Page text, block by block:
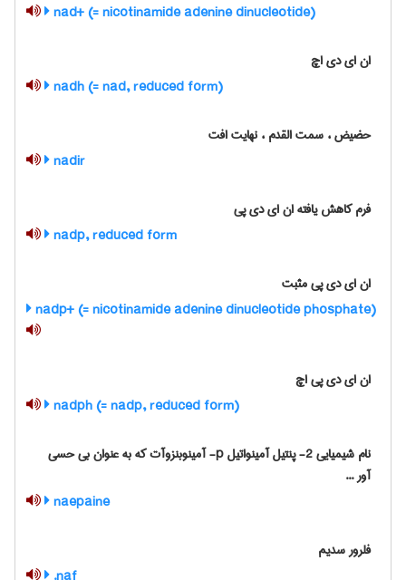
nad+ (= nicotinamide adenine dinucleotide)
ان ای دی اچ
nadh (= nad, reduced form)
حضیض ، سمت القدم ، نهایت افت
nadir
فرم کاهش یافته ان ای دی پی
nadp, reduced form
ان ای دی پی مثبت
nadp+ (= nicotinamide adenine dinucleotide phosphate)
ان ای دی پی اچ
nadph (= nadp, reduced form)
نام شیمیایی 2- پنتیل آمینواتیل p- آمینوبنزوآت که به عنوان بی حسی
آور ...
naepaine
فلرور سدیم